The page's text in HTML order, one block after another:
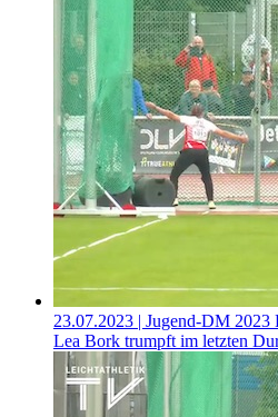
23.07.2023 | Jugend-DM
Lea Bork trumpft im letzten